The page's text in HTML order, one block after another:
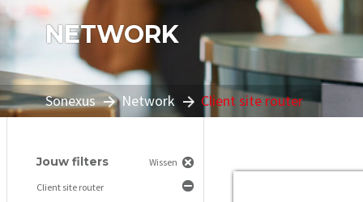
NETWORK
Sonexus Network Client site router
Jouw filters Wissen
Client site router